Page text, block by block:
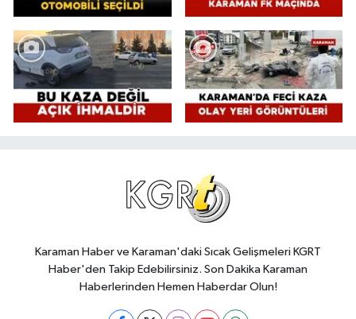
Karaman Haber ve Karaman'daki Sıcak Gelişmeleri KGRT
Haber'den Takip Edebilirsiniz. Son Dakika Karaman
Haberlerinden Hemen Haberdar Olun!